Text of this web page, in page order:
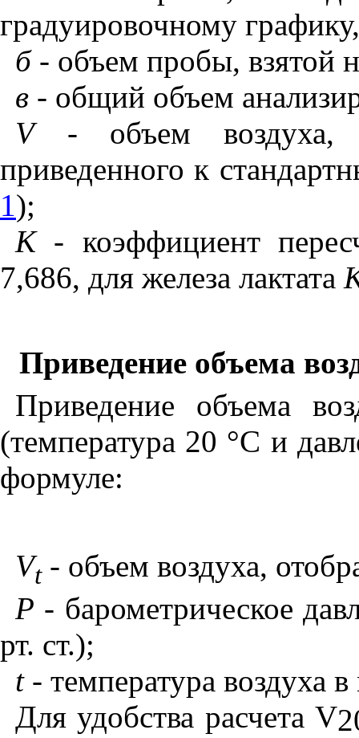
градуировочному графику
б - объем пробы, взятой
в - общий объем
V- объем
приведенногок
1);
К - коэффициент
7,686, для железа лактата
Приведение объема
Приведение объема
(температура 20 °С и
формуле:
Vt- объем воздуха,
Р - барометрическое
рт. ст.);
t- температура воздуха
Для удобства расчетаV